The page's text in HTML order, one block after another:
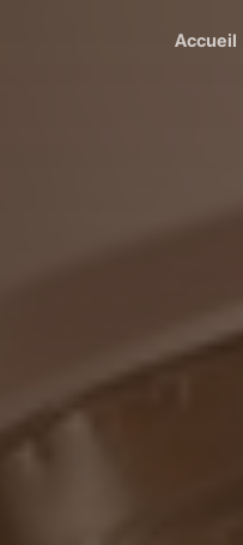
Accueil